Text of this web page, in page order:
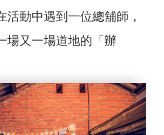
活動中遇到一位總舖師，
場又一場道地的「辦